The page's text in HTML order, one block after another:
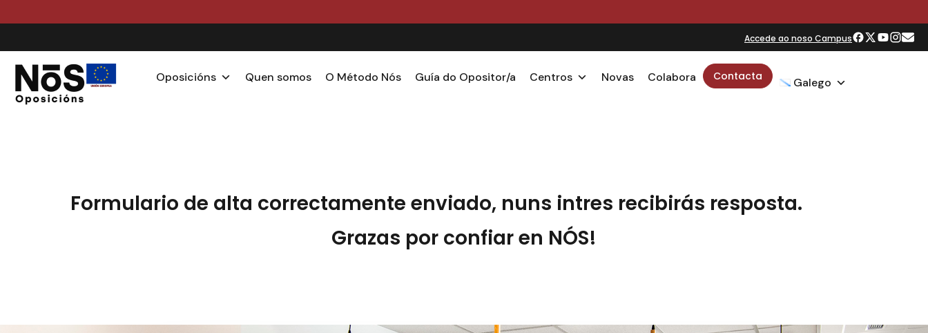
Accede ao noso Campus
Oposicións Quen somos O Método Nós Guía do Opositor/a Centros Novas Colabora Contacta Galego
Formulario de alta correctamente enviado, nuns intres recibirás resposta.
Grazas por confiar en NÓS!